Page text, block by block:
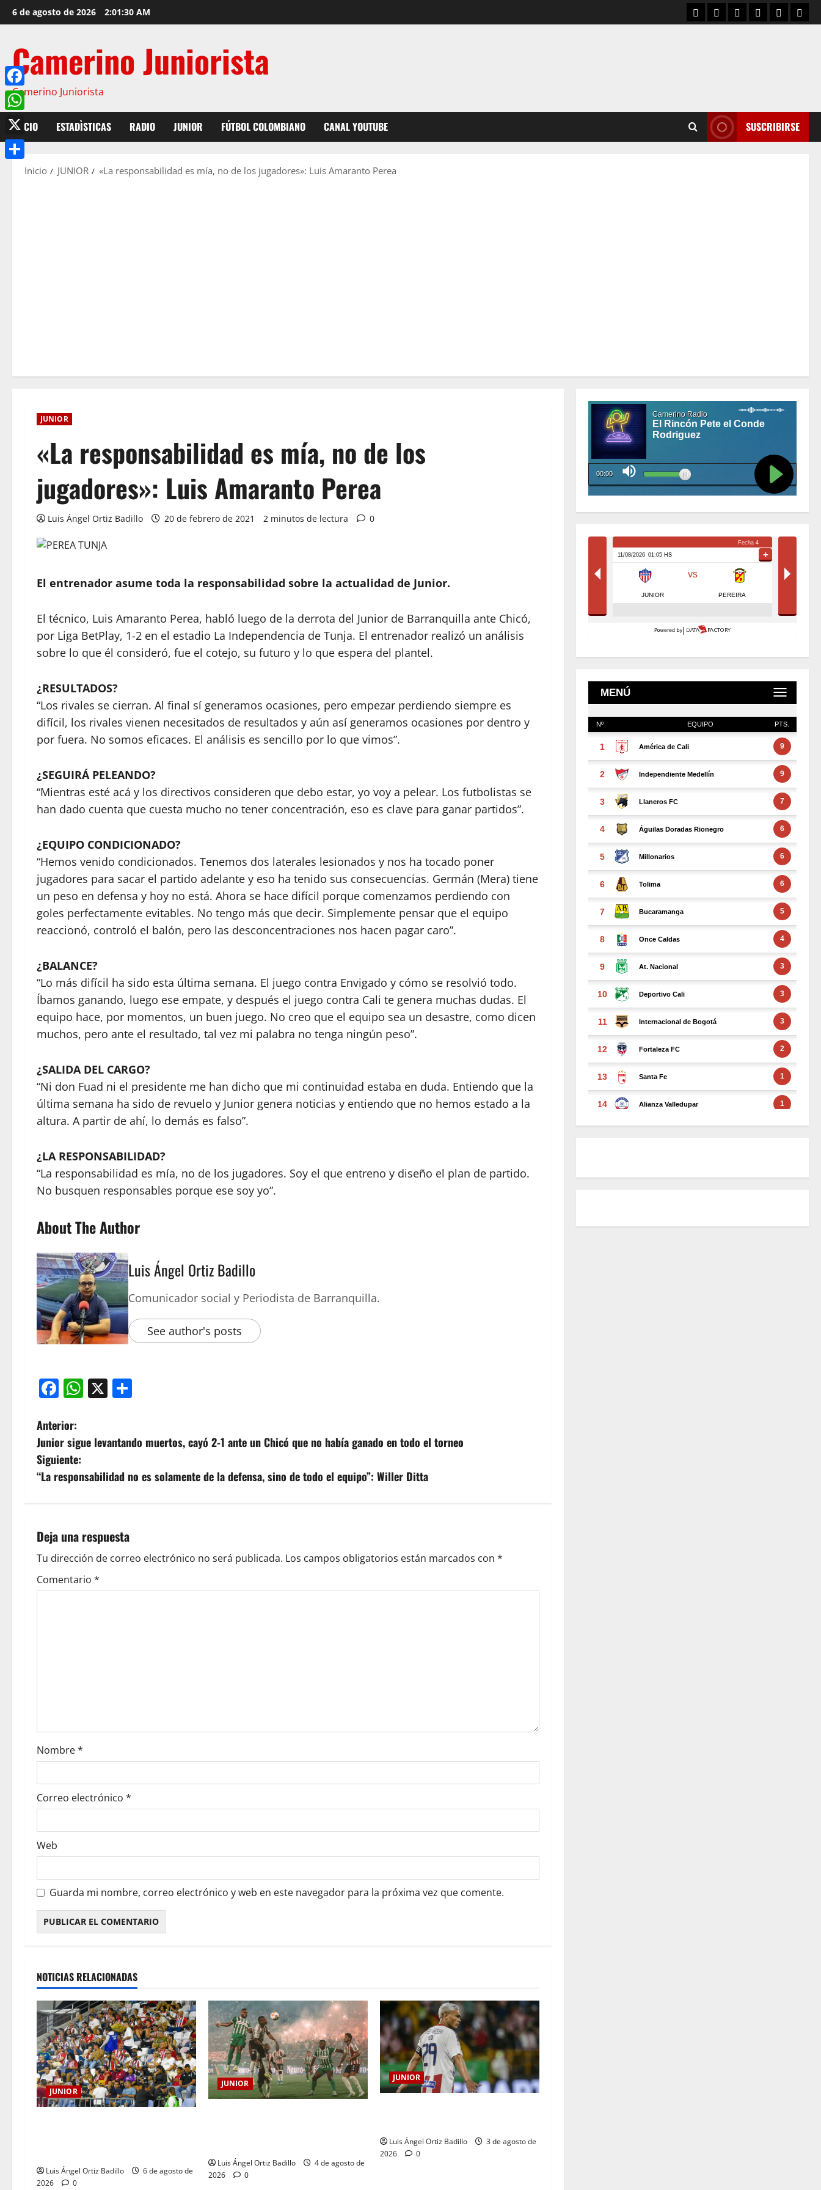
6 de agosto de 2026 2:01:31 AM
Camerino Juniorista
Camerino Juniorista
INICIO ESTADÌSTICAS RADIO JUNIOR FÚTBOL COLOMBIANO CANAL YOUTUBE SUSCRIBIRSE
Inicio JUNIOR «La responsabilidad es mía, no de los jugadores»: Luis Amaranto Perea
JUNIOR
«La responsabilidad es mía, no de los
jugadores»: Luis Amaranto Perea
Luis Ángel Ortiz Badillo 20 de febrero de 2021 2 minutos de lectura 0
El entrenador asume toda la responsabilidad sobre la actualidad de Junior.
El técnico, Luis Amaranto Perea, habló luego de la derrota del Junior de Barranquilla ante Chicó,
por Liga BetPlay, 1-2 en el estadio La Independencia de Tunja. El entrenador realizó un análisis
sobre lo que él consideró, fue el cotejo, su futuro y lo que espera del plantel.
¿RESULTADOS?
“Los rivales se cierran. Al final sí generamos ocasiones, pero empezar perdiendo siempre es
difícil, los rivales vienen necesitados de resultados y aún así generamos ocasiones por dentro y
por fuera. No somos eficaces. El análisis es sencillo por lo que vimos”.
¿SEGUIRÁ PELEANDO?
“Mientras esté acá y los directivos consideren que debo estar, yo voy a pelear. Los futbolistas se
han dado cuenta que cuesta mucho no tener concentración, eso es clave para ganar partidos”.
¿EQUIPO CONDICIONADO?
“Hemos venido condicionados. Tenemos dos laterales lesionados y nos ha tocado poner
jugadores para sacar el partido adelante y eso ha tenido sus consecuencias. Germán (Mera) tiene
un peso en defensa y hoy no está. Ahora se hace difícil porque comenzamos perdiendo con
goles perfectamente evitables. No tengo más que decir. Simplemente pensar que el equipo
reaccionó, controló el balón, pero las desconcentraciones nos hacen pagar caro”.
¿BALANCE?
“Lo más difícil ha sido esta última semana. El juego contra Envigado y cómo se resolvió todo.
Íbamos ganando, luego ese empate, y después el juego contra Cali te genera muchas dudas. El
equipo hace, por momentos, un buen juego. No creo que el equipo sea un desastre, como dicen
muchos, pero ante el resultado, tal vez mi palabra no tenga ningún peso”.
¿SALIDA DEL CARGO?
“Ni don Fuad ni el presidente me han dicho que mi continuidad estaba en duda. Entiendo que la
última semana ha sido de revuelo y Junior genera noticias y entiendo que no hemos estado a la
altura. A partir de ahí, lo demás es falso”.
¿LA RESPONSABILIDAD?
“La responsabilidad es mía, no de los jugadores. Soy el que entreno y diseño el plan de partido.
No busquen responsables porque ese soy yo”.
About The Author
Luis Ángel Ortiz Badillo
Comunicador social y Periodista de Barranquilla.
See author's posts
Facebook
WhatsApp
X
Anterior:
Junior sigue levantando muertos, cayó 2-1 ante un Chicó que no había ganado en todo el torneo
Siguiente:
“La responsabilidad no es solamente de la defensa, sino de todo el equipo”: Willer Ditta
Deja una respuesta
Tu dirección de correo electrónico no será publicada. Los campos obligatorios están marcados con *
Comentario *
Nombre*
Correo electrónico *
Web
Guarda mi nombre, correo electrónico y web en este navegador para la próxima vez que comente.
NOTICIAS RELACIONADAS
JUNIOR
Luis Ángel Ortiz Badillo
6 de agosto de
2026
0
JUNIOR
Luis Ángel Ortiz Badillo
4 de agosto de
2026
0
JUNIOR
Luis Ángel Ortiz Badillo
3 de agosto de
2026
0
Facebook
WhatsApp
X
Compartir